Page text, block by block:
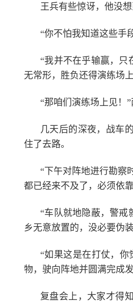
王兵有些惊讶，他没
“你不怕我知道这些手
“我并不在乎输赢，只
无常形，胜负还得演练场
“那咱们演练场上见！”
几天后的深夜，战车
住了去路。
“下午对阵地进行勘察
都已经来不及了，必须依
“车队就地隐蔽，警戒
乡无意放置的，没必要伪
“如果这是在打仗，
物，驶向阵地并圆满完成发
复盘会上，大家才得